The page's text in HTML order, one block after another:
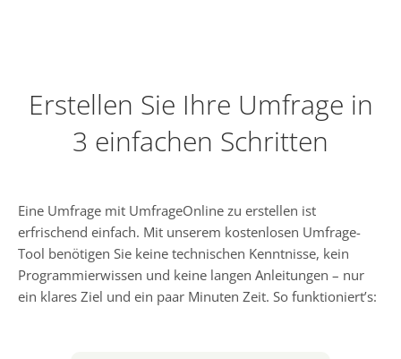
Erstellen Sie Ihre Umfrage in
3 einfachen Schritten
Eine Umfrage mit UmfrageOnline zu erstellen ist
erfrischend einfach. Mit unserem kostenlosen Umfrage-
Tool benötigen Sie keine technischen Kenntnisse, kein
Programmierwissen und keine langen Anleitungen – nur
ein klares Ziel und ein paar Minuten Zeit. So funktioniert’s: